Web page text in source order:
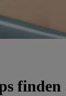
finden